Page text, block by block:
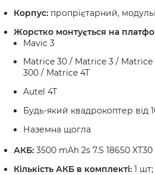
Корпус: пропрієтарний,
Жорстко монтується на
Mavic 3
Matrice 30 / Matrice 3 /
300 / Matrice 4T
Autel 4T
Будь-який квадрокоптер від
Наземна щогла
АКБ: 3500 mAh 2s 7.S 18650
Кількість АКБ в комплекті: 1 шт;